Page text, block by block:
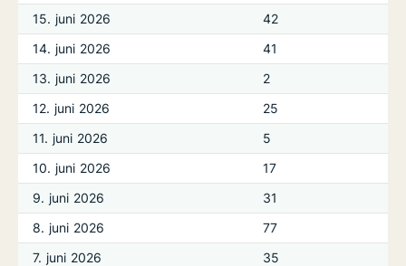
15. juni 2026
42
14. juni 2026
41
13. juni 2026
2
12. juni 2026
25
11. juni 2026
5
10. juni 2026
17
9. juni 2026
31
8. juni 2026
77
7. juni 2026
35